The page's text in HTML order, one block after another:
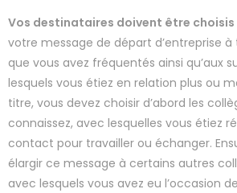
Vos destinataires doivent être choisis
votre message de départ d’entreprise à
que vous avez fréquentés ainsi qu’aux
lesquels vous étiez en relation plus ou
titre, vous devez choisir d’abord les
connaissez, avec lesquelles vous étiez
contact pour travailler ou échanger.
élargir ce message à certains autres
avec lesquels vous avez eu l’occasion